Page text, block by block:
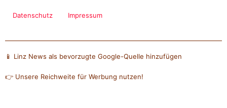
Datenschutz Impressum
📱 Linz News als bevorzugte Google-Quelle hinzufügen
👉 Unsere Reichweite für Werbung nutzen!